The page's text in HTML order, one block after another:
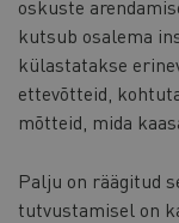
oskuste
kutsub osalema
külastatakse
ettevõtteid,
mõtteid, mida
Palju on räägitud
tutvustamisel on